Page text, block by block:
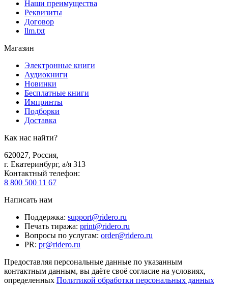
Наши преимущества
Реквизиты
Договор
llm.txt
Магазин
Электронные книги
Аудиокниги
Новинки
Бесплатные книги
Импринты
Подборки
Доставка
Как нас найти?
620027, Россия,
г. Екатеринбург, а/я 313
Контактный телефон:
8 800 500 11 67
Написать нам
Поддержка: support@ridero.ru
Печать тиража: print@ridero.ru
Вопросы по услугам: order@ridero.ru
PR: pr@ridero.ru
Предоставляя персональные данные по указанным
контактным данным, вы даёте своё согласие на условиях,
определенных Политикой обработки персональных данных